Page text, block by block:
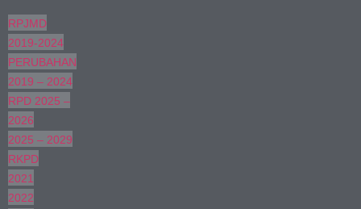
RPJMD
2019-2024
PERUBAHAN
2019 – 2024
RPD 2025 –
2026
2025 – 2029
RKPD
2021
2022